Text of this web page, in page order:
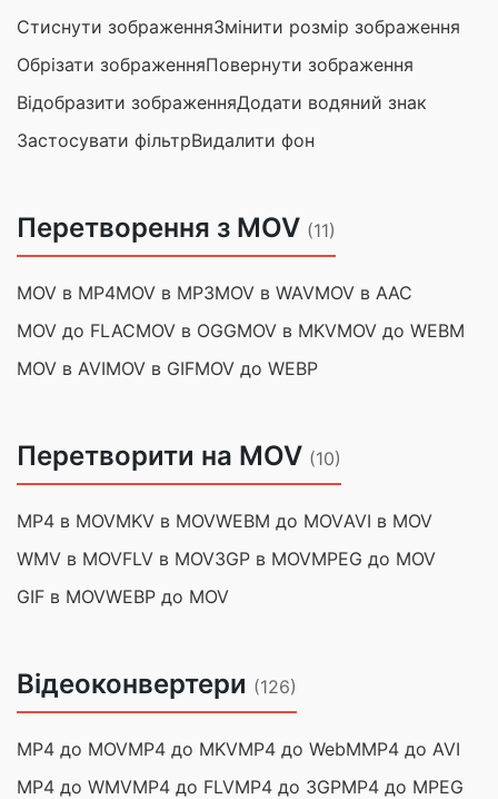
Стиснути зображенняЗмінити розмір зображення
Обрізати зображенняПовернути зображення
Відобразити зображенняДодати водяний знак
Застосувати фільтрВидалити фон
Перетворення з MOV (11)
MOV в MP4MOV в MP3MOV в WAVMOV в AAC
MOV до FLACMOV в OGGMOV в MKVMOV до WEBM
MOV в AVIMOV в GIFMOV до WEBP
Перетворити на MOV (10)
MP4 в MOVMKV в MOVWEBM до MOVAVI в MOV
WMV в MOVFLV в MOV3GP в MOVMPEG до MOV
GIF в MOVWEBP до MOV
Відеоконвертери (126)
MP4 до MOVMP4 до MKVMP4 до WebMMP4 до AVI
MP4 до WMVMP4 до FLVMP4 до 3GPMP4 до MPEG